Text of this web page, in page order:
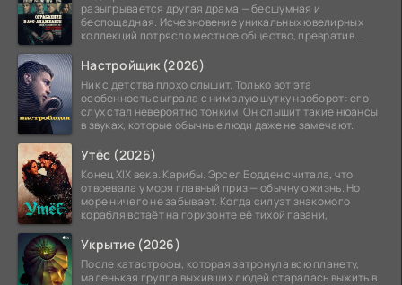
разыгрывается другая драма — бесшумная и
беспощадная. Исчезновение уникальных ювелирных
коллекций потрясло местное общество, превратив
Настройщик (2026)
Ник с детства плохо слышит. Только вот эта
особенность сыграла с ним злую шутку наоборот: его
слух стал невероятно тонким. Он слышит такие нюансы
в звуках, которые обычные люди даже не замечают.
Утёс (2026)
Конец XIX века. Карибы. Эрсел Бодден считала, что
отвоевала у моря главный приз — обычную жизнь. Но
море ничего не забывает. Когда силуэт знакомого
корабля встаёт на горизонте её тихой гавани,
Укрытие (2026)
После катастрофы, которая затронула всю планету,
маленькая группа выживших людей старалась выжить в